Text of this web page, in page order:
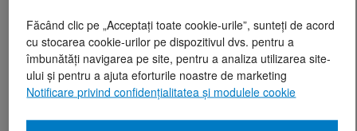
Făcând clic pe „Acceptați toate cookie-urile”, sunteți de acord
cu stocarea cookie-urilor pe dispozitivul dvs. pentru a
îmbunătăți navigarea pe site, pentru a analiza utilizarea site-
ului și pentru a ajuta eforturile noastre de marketing
Notificare privind confidențialitatea și modulele cookie